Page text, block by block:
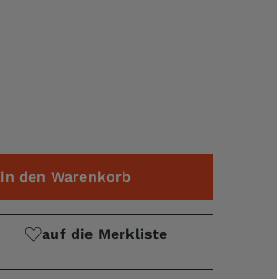
in den Warenkorb
auf die Merkliste